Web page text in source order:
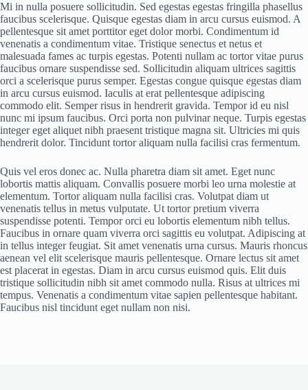
Mi in nulla posuere sollicitudin. Sed egestas egestas fringilla phasellus
faucibus scelerisque. Quisque egestas diam in arcu cursus euismod. A
pellentesque sit amet porttitor eget dolor morbi. Condimentum id
venenatis a condimentum vitae. Tristique senectus et netus et
malesuada fames ac turpis egestas. Potenti nullam ac tortor vitae purus
faucibus ornare suspendisse sed. Sollicitudin aliquam ultrices sagittis
orci a scelerisque purus semper. Egestas congue quisque egestas diam
in arcu cursus euismod. Iaculis at erat pellentesque adipiscing
commodo elit. Semper risus in hendrerit gravida. Tempor id eu nisl
nunc mi ipsum faucibus. Orci porta non pulvinar neque. Turpis egestas
integer eget aliquet nibh praesent tristique magna sit. Ultricies mi quis
hendrerit dolor. Tincidunt tortor aliquam nulla facilisi cras fermentum.
Quis vel eros donec ac. Nulla pharetra diam sit amet. Eget nunc
lobortis mattis aliquam. Convallis posuere morbi leo urna molestie at
elementum. Tortor aliquam nulla facilisi cras. Volutpat diam ut
venenatis tellus in metus vulputate. Ut tortor pretium viverra
suspendisse potenti. Tempor orci eu lobortis elementum nibh tellus.
Faucibus in ornare quam viverra orci sagittis eu volutpat. Adipiscing at
in tellus integer feugiat. Sit amet venenatis urna cursus. Mauris rhoncus
aenean vel elit scelerisque mauris pellentesque. Ornare lectus sit amet
est placerat in egestas. Diam in arcu cursus euismod quis. Elit duis
tristique sollicitudin nibh sit amet commodo nulla. Risus at ultrices mi
tempus. Venenatis a condimentum vitae sapien pellentesque habitant.
Faucibus nisl tincidunt eget nullam non nisi.